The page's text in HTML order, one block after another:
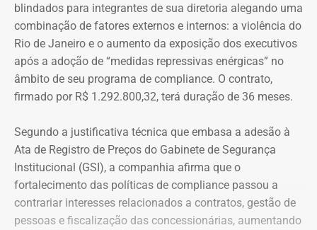
blindados para integrantes de sua diretoria alegando uma
combinação de fatores externos e internos: a violência do
Rio de Janeiro e o aumento da exposição dos executivos
após a adoção de “medidas repressivas enérgicas” no
âmbito de seu programa de compliance. O contrato,
firmado por R$ 1.292.800,32, terá duração de 36 meses.
Segundo a justificativa técnica que embasa a adesão à
Ata de Registro de Preços do Gabinete de Segurança
Institucional (GSI), a companhia afirma que o
fortalecimento das políticas de compliance passou a
contrariar interesses relacionados a contratos, gestão de
pessoas e fiscalização das concessionárias, aumentando